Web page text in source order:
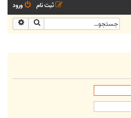
ورود
ثبت نام
جستجو